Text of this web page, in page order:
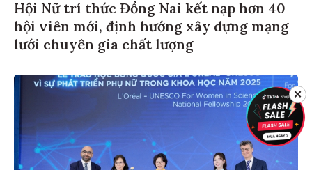
Hội Nữ trí thức Đồng Nai kết nạp hơn 40
hội viên mới, định hướng xây dựng mạng
lưới chuyên gia chất lượng
✕